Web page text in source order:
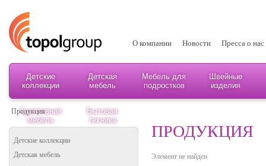
О компании Новости Пресса о нас
Детские
коллекции
Детская
мебель
Мебель для
подростков
Швейные
изделия
Адаптивная
мебель
Бытовая
техника
Продукция
Детские коллекции
Детская мебель
ПРОДУКЦИЯ
Элемент не найден